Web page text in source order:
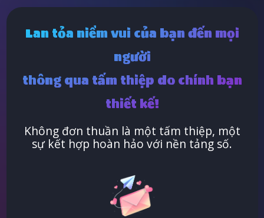
Lan tỏa niềm vui của bạn đến mọi
người
thông qua tấm thiệp do chính bạn
thiết kế!
Không đơn thuần là một tấm thiệp, một
sự kết hợp hoàn hảo với nền tảng số.